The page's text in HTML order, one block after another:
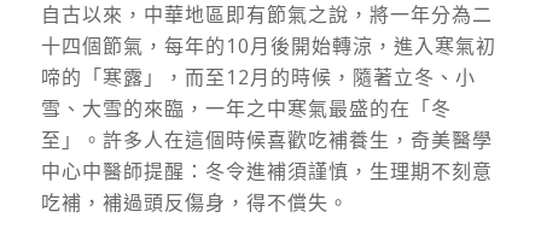
自古以來，中華地區即有節氣之說，將一年分為二
十四個節氣，每年的10月後開始轉涼，進入寒氣初
啼的「寒露」，而至12月的時候，隨著立冬、小
雪、大雪的來臨，一年之中寒氣最盛的在「冬
至」。許多人在這個時候喜歡吃補養生，奇美醫學
中心中醫師提醒：冬令進補須謹慎，生理期不刻意
吃補，補過頭反傷身，得不償失。